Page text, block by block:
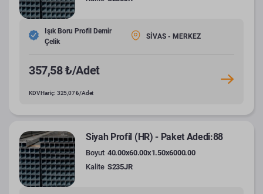
Işık Boru Profil Demir
Çelik
SİVAS - MERKEZ
357,58 ₺/Adet
KDV Hariç: 325,07 ₺/Adet
Siyah Profil (HR) - Paket Adedi:88
Boyut 40.00x60.00x1.50x6000.00
Kalite S235JR